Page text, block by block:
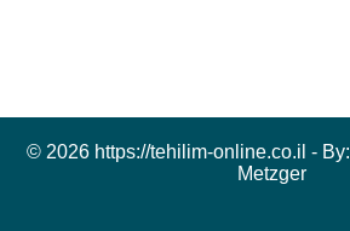
© 2026 https://tehilim-online.co.il - By:
Metzger